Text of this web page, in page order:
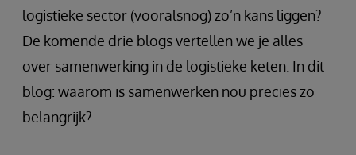
logistieke sector (vooralsnog) zo’n kans liggen?
De komende drie blogs vertellen we je alles
over samenwerking in de logistieke keten. In dit
blog: waarom is samenwerken nou precies zo
belangrijk?